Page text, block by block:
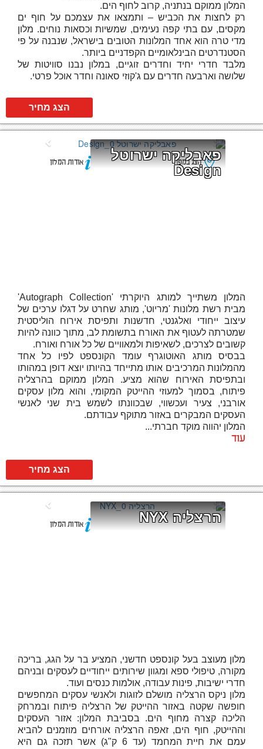
המלון ממוקם בנתניה, קרוב לחוף הים.
רק לחצות את הכביש – ותמצאו את עצמכם על חוף ים
מקסים, עם בתי קפה נעימים, שמשיות וכסאות נוחים. מלון
מדי טרה הוא אחד המלונות הטובים בישראל, שנבנה על פי
הסטנדרטים הבינלאומיים הקפדניים ביותר.
מלבד חדרי יחיד וחדרים זוגיים, במלון נבנו סוויטות של
שלושה וארבעה חדרים עם ג'קוזי סאונה וחדר אוכל פרטי.
הצג מחיר
פאבליקה ישרוטל
Design
הצג במפה אודות המלון
המלון משתייך למותג היוקרתי 'Autograph Collection'
מבית רשת מלונות 'מריוט', מותג שחרט על דגלו ערכים של
עיצוב ייחודי ואלגנטי, חדשנות ותפיסת אירוח הוליסטית
שמטרתה לעטוף את האורח בתשומת לב, מתוך כוונה להיות
קשובים לצרכים, לשאיפות ולמאוויים של כל אורח ואורח.
בבסיס מותג האוטוגרף עומד הקונספט לפיו כל אחד
מהמלונות המרכיבים אותו מתייחד בהיותו יוצא דופן במהותו
ובתפיסת האירוח שהוא מציע. המלון ממוקם בהרצליה
פיתוח, בסמוך למעוזי ההייטק המקומי, והוא מלון עסקים
אורבני, צעיר ועכשווי, שבכוונתו לשמש בית שני לאנשי
העסקים המבקרים באזור מתוקף עבודתם.
המלון יהווה מוקד חברתי...
עוד
הצג מחיר
הרצליה NYX אודות המלון
מלון מעוצב בעל קונספט חדשני, המציע בר על הגג, בריכה
מקורה, טיפולי ספא ומגוון שירותים ייחודיים לעסקים ובניהם
חדרי ישיבות, פינות עבודה, אולמות כנסים ועוד.
מלון ניקס הרצליה מושלם לזוגות ולאנשי עסקים המחפשים
חופשה שקטה באזור ההייטק של הרצליה פיתוח ובמרחק
הליכה קצרה מחוף הים. בסביבת המלון: אזור העסקים
וההייטק, חוף הים, זאפה הרצליה אורחים מוזמנים להביא
עמם את חיית המחמד (עד 6 ק"ג) אשר תזכה גם היא